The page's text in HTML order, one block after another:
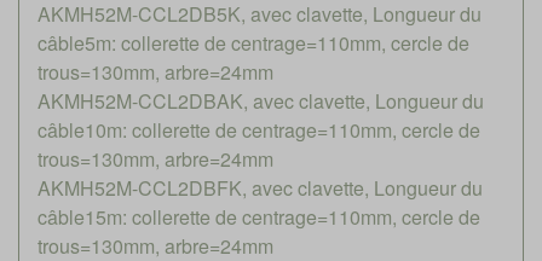
AKMH52M-CCL2DB5K, avec clavette, Longueur du
câble5m: collerette de centrage=110mm, cercle de
trous=130mm, arbre=24mm
AKMH52M-CCL2DBAK, avec clavette, Longueur du
câble10m: collerette de centrage=110mm, cercle de
trous=130mm, arbre=24mm
AKMH52M-CCL2DBFK, avec clavette, Longueur du
câble15m: collerette de centrage=110mm, cercle de
trous=130mm, arbre=24mm